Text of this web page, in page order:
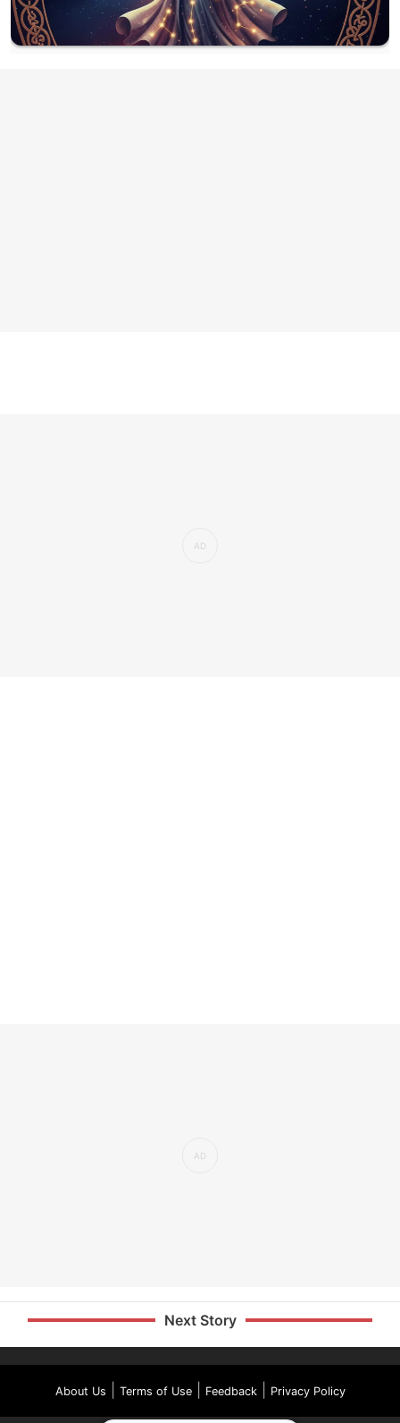
Next Story
About Us Terms of Use| Feedback| Privacy Policy